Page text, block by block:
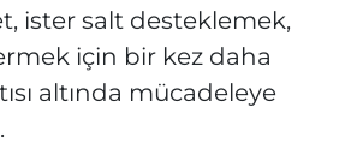
ister salt desteklemek,
için bir kez daha
altında mücadeleye